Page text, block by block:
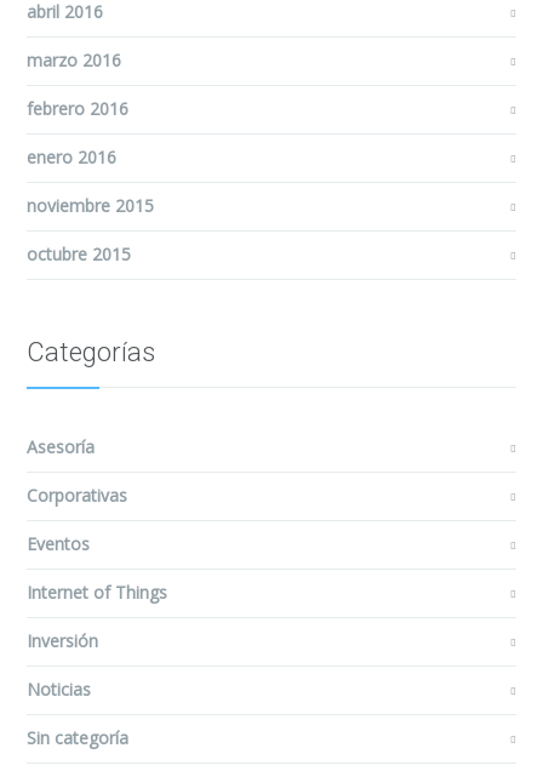
abril 2016
marzo 2016
febrero 2016
enero 2016
noviembre 2015
octubre 2015
Categorías
Asesoría
Corporativas
Eventos
Internet of Things
Inversión
Noticias
Sin categoría